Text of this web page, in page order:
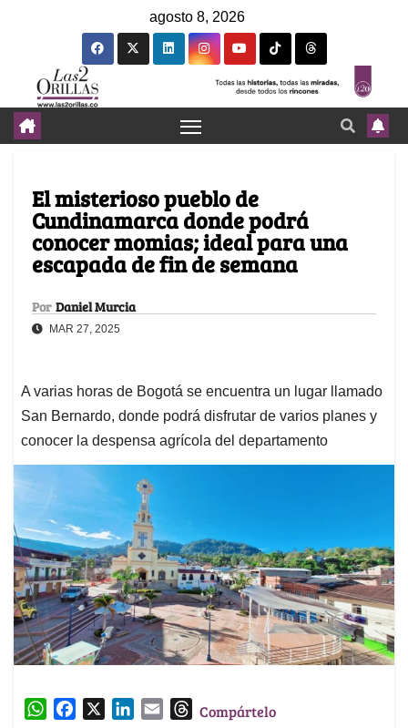
agosto 8, 2026
El misterioso pueblo de
Cundinamarca donde podrá
conocer momias; ideal para una
escapada de fin de semana
Por Daniel Murcia
MAR 27, 2025
A varias horas de Bogotá se encuentra un lugar llamado
San Bernardo, donde podrá disfrutar de varios planes y
conocer la despensa agrícola del departamento
W
TCompártelo